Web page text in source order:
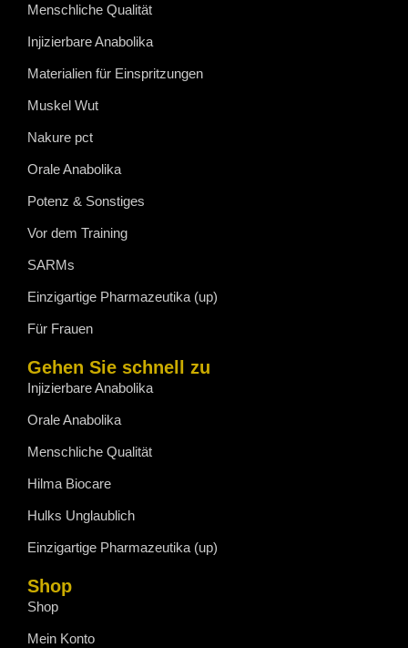
Menschliche Qualität
Injizierbare Anabolika
Materialien für Einspritzungen
Muskel Wut
Nakure pct
Orale Anabolika
Potenz & Sonstiges
Vor dem Training
SARMs
Einzigartige Pharmazeutika (up)
Für Frauen
Gehen Sie schnell zu
Injizierbare Anabolika
Orale Anabolika
Menschliche Qualität
Hilma Biocare
Hulks Unglaublich
Einzigartige Pharmazeutika (up)
Shop
Shop
Mein Konto